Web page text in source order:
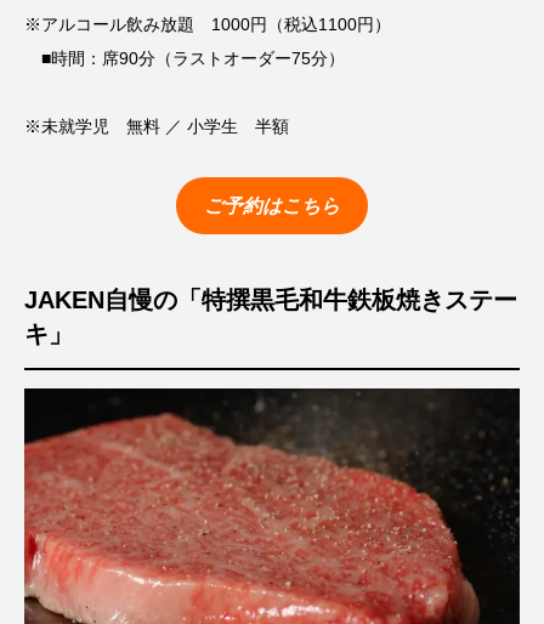
※アルコール飲み放題 1000円（税込1100円）
■時間：席90分（ラストオーダー75分）
※未就学児 無料 ／ 小学生 半額
ご予約はこちら
JAKEN自慢の「特撰黒毛和牛鉄板焼きステー
キ」